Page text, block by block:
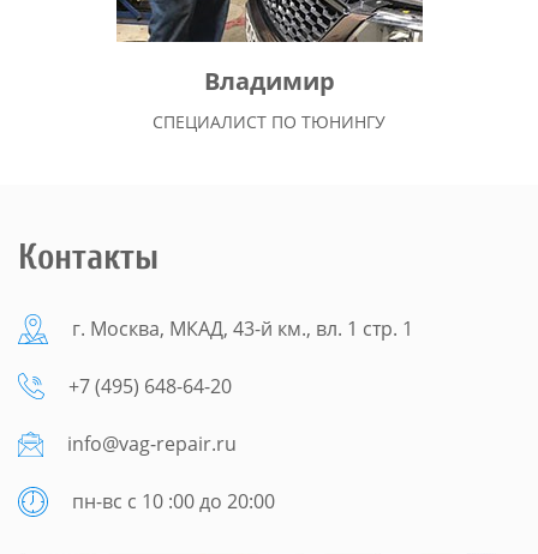
Владимир
СПЕЦИАЛИСТ ПО ТЮНИНГУ
Контакты
г. Москва, МКАД, 43-й км., вл. 1 стр. 1
+7 (495) 648-64-20
info@vag-repair.ru
пн-вс с 10 :00 до 20:00